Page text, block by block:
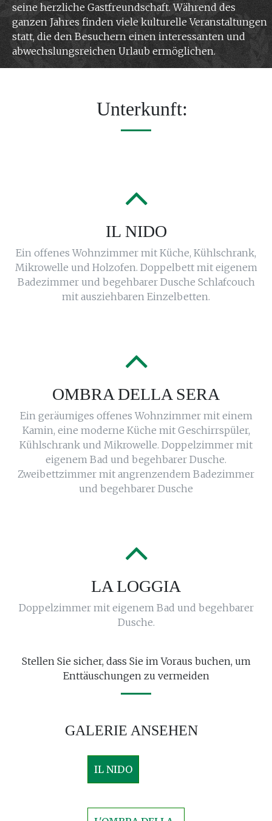
seine herzliche Gastfreundschaft. Während des
ganzen Jahres finden viele kulturelle Veranstaltungen
statt, die den Besuchern einen interessanten und
abwechslungsreichen Urlaub ermöglichen.
Unterkunft:
IL NIDO
Ein offenes Wohnzimmer mit Küche, Kühlschrank,
Mikrowelle und Holzofen. Doppelbett mit eigenem
Badezimmer und begehbarer Dusche Schlafcouch
mit ausziehbaren Einzelbetten.
OMBRA DELLA SERA
Ein geräumiges offenes Wohnzimmer mit einem
Kamin, eine moderne Küche mit Geschirrspüler,
Kühlschrank und Mikrowelle. Doppelzimmer mit
eigenem Bad und begehbarer Dusche.
Zweibettzimmer mit angrenzendem Badezimmer
und begehbarer Dusche
LA LOGGIA
Doppelzimmer mit eigenem Bad und begehbarer
Dusche.
Stellen Sie sicher, dass Sie im Voraus buchen, um
Enttäuschungen zu vermeiden
GALERIE ANSEHEN
IL NIDO